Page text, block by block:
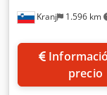
Kranj 1.596 km
Información de
precio